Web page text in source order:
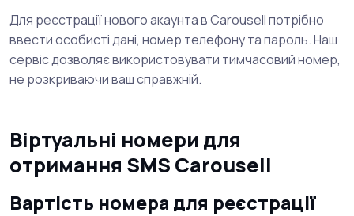
Для реєстрації нового акаунта в Carousell потрібно
ввести особисті дані, номер телефону та пароль. Наш
сервіс дозволяє використовувати тимчасовий номер,
не розкриваючи ваш справжній.
Віртуальні номери для
отримання SMS Carousell
Вартість номера для реєстрації